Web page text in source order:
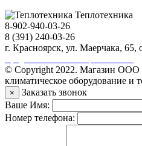
Теплотехника
8-902-940-03-26
8 (391) 240-03-26
г. Красноярск, ул. Маерчака, 65,
© Copyright 2022. Магазин ООО
климатическое оборудование и
×
Заказать звонок
Ваше Имя:
Номер телефона: